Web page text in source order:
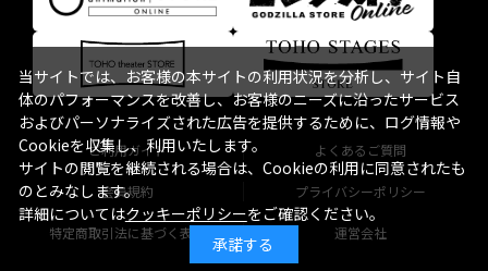
ご利用ガイド よくあるご質問
会員規約 プライバシーポリシー
特定商取引法に基づく表記 運営会社
当サイトでは、お客様の本サイトの利用状況を分析し、サイト自
体のパフォーマンスを改善し、お客様のニーズに沿ったサービス
およびパーソナライズされた広告を提供するために、ログ情報や
Cookieを収集し、利用いたします。
サイトの閲覧を継続される場合は、Cookieの利用に同意されたも
のとみなします。
詳細についてはクッキーポリシーをご確認ください。
承諾する